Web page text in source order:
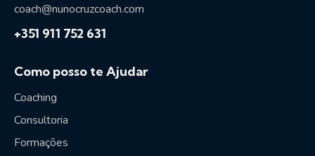
coach@nunocruzcoach.com
+351 911 752 631
Como posso te Ajudar
Coaching
Consultoria
Formações